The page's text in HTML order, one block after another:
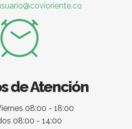
de Atención
08:00 - 18:00
08:00 - 14:00